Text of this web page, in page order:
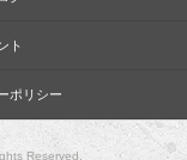
ト
ポリシー
Reserved.